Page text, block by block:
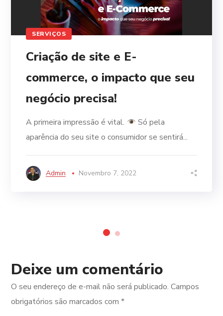
SERVIÇOS
Criação de site e E-
commerce, o impacto que seu
negócio precisa!
A primeira impressão é vital.
Só pela
aparência do seu site o consumidor se sentirá...
Admin Novembro 7, 2022
Deixe um comentário
O seu endereço de e-mail não será publicado. Campos
obrigatórios são marcados com*